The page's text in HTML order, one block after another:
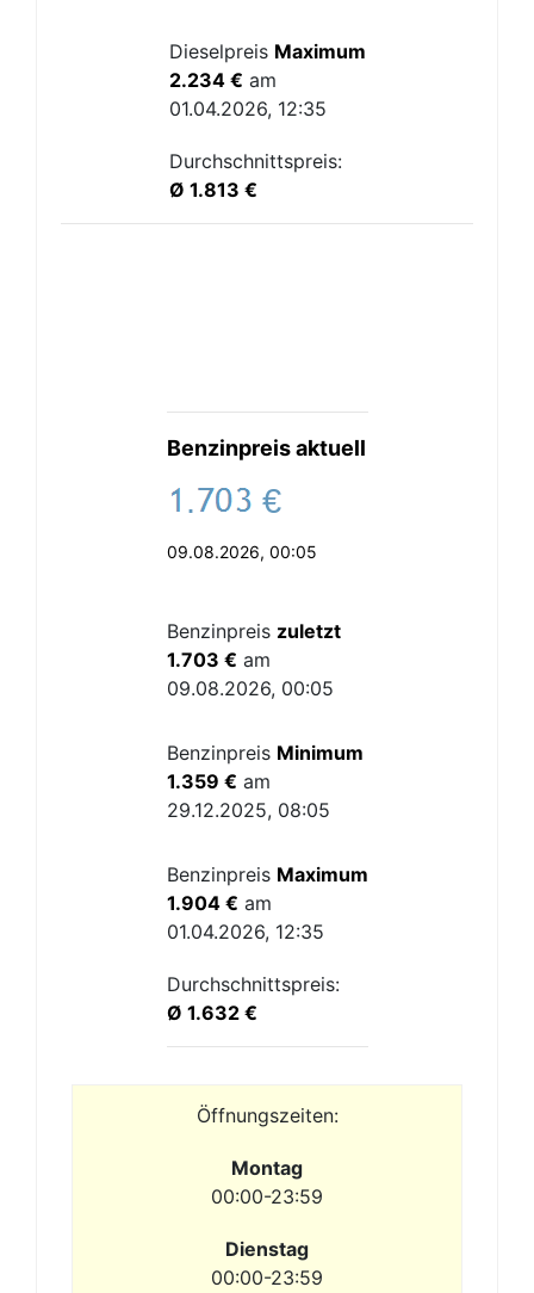
Dieselpreis Maximum
2.234 € am
01.04.2026, 12:35
Durchschnittspreis:
Ø 1.813 €
Benzinpreis aktuell
. €
09.08.2026, 00:05
Benzinpreis zuletzt
1.703 € am
09.08.2026, 00:05
Benzinpreis Minimum
1.359 € am
29.12.2025, 08:05
Benzinpreis Maximum
1.904 € am
01.04.2026, 12:35
Durchschnittspreis:
Ø 1.632 €
Öffnungszeiten:
Montag
00:00-23:59
Dienstag
00:00-23:59